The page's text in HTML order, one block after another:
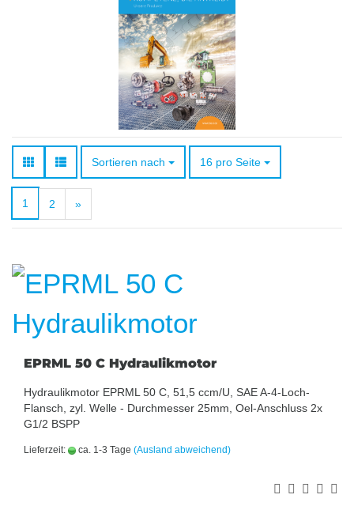
Sortieren nach
Sortieren nach 16 pro Seite
pro Seite
1 2 »
EPRML 50 C Hydraulikmotor
Hydraulikmotor EPRML 50 C, 51,5 ccm/U, SAE A-4-Loch-
Flansch, zyl. Welle - Durchmesser 25mm, Oel-Anschluss 2x
G1/2 BSPP
Lieferzeit: ca. 1-3 Tage (Ausland abweichend)